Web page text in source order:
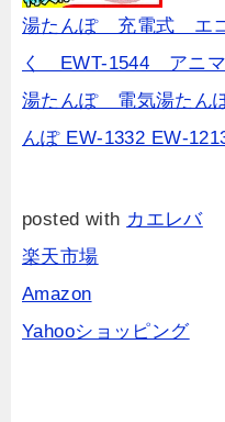
湯たんぽ 充電式 エ
く EWT-1544 アニ
湯たんぽ 電気湯たん
んぽ EW-1332 EW-
posted with カエレバ
楽天市場
Amazon
Yahooショッピング